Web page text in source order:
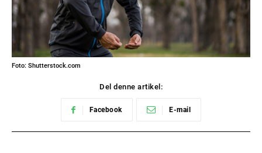
Foto: Shutterstock.com
Del denne artikel:
Facebook E-mail